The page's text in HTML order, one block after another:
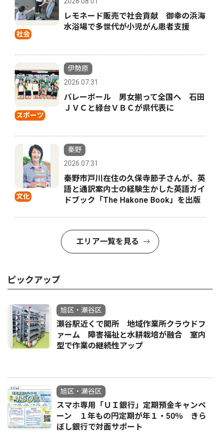
社会
レモネード販売で社会貢献 御幸の浜海
水浴場で多世代が小児がん患者支援
スポーツ
伊勢原
2026.07.31
バレーボール 男女揃って全国へ 石田
ＪＶＣと緑台ＶＢＣが県代表に
文化
秦野
2026.07.31
秦野市戸川在住の久保寺節子さんが、英
語と通訳案内士の経験生かした英語ガイ
ドブック「The Hakone Book」を出版
エリア一覧を見る
ピックアップ
旭区・瀬谷区
瀬谷駅近くで開所 地域作業所クラウドフ
ァーム 障害福祉と水耕栽培が融合 室内
型で作業の継続性アップ
旭区・瀬谷区
スマホ専用「ＵＩ銀行」定期預金キャンペ
ーン １年もの円定期が年１・50％ きら
ぼし銀行で対面サポート